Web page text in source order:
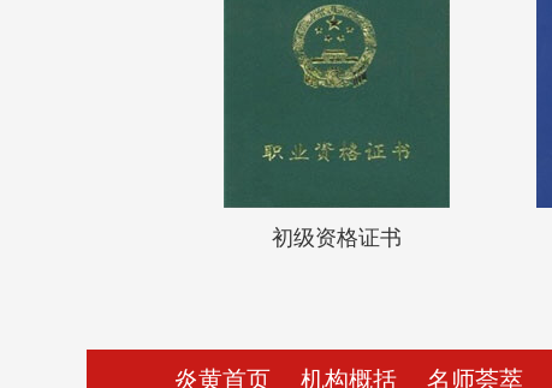
初级资格证书
炎黄首页 机构概括 名师荟萃